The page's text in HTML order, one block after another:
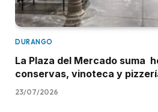
DURANGO
La Plaza del Mercado suma
conservas, vinoteca y
23/07/2026